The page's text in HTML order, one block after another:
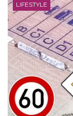
LIFESTYLE